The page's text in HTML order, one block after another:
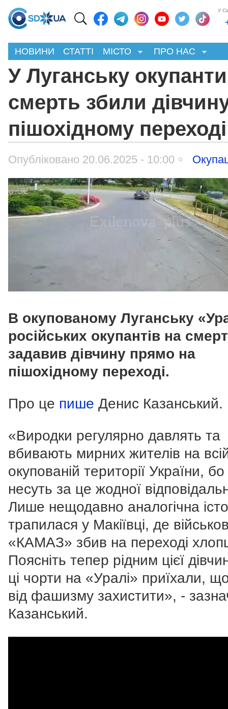
У
НОВИНИ СТАТТІ МІСТО ПРО НАС
У Луганську
смерть збили
пішохідному переході
Опубліковано 20.06.2025 - 10:00
В окупованому Луганську
російських окупантів на
задавив дівчину прямо на
пішохідному переході.
Про це пише Денис Казанський.
«Виродки регулярно давлять та
вбивають мирних жителів на
окупованій території України,
несуть за це жодної
Лише нещодавно аналогічна
трапилася у Макіївці, де
«КАМАЗ» збив на переході
Поясніть тепер рідним цієї
ці чорти на «Уралі» приїхали,
від фашизму захистити», -
Казанський.